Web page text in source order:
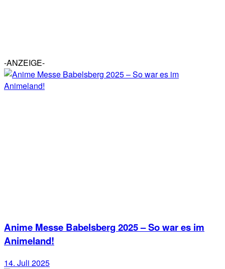
-ANZEIGE-
Anime Messe Babelsberg 2025 – So war es im
Animeland!
14. Juli 2025